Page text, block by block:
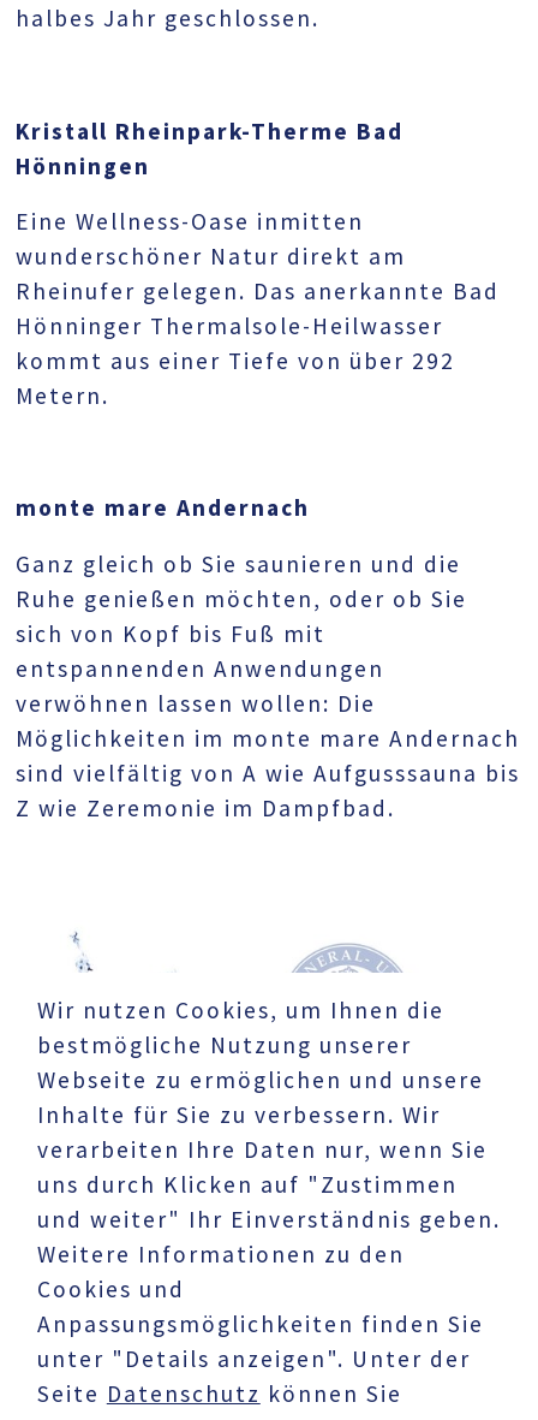
halbes Jahr geschlossen.
Kristall Rheinpark-Therme Bad
Hönningen
Eine Wellness-Oase inmitten
wunderschöner Natur direkt am
Rheinufer gelegen. Das anerkannte Bad
Hönninger Thermalsole-Heilwasser
kommt aus einer Tiefe von über 292
Metern.
monte mare Andernach
Ganz gleich ob Sie saunieren und die
Ruhe genießen möchten, oder ob Sie
sich von Kopf bis Fuß mit
entspannenden Anwendungen
verwöhnen lassen wollen: Die
Möglichkeiten im monte mare Andernach
sind vielfältig von A wie Aufgusssauna bis
Z wie Zeremonie im Dampfbad.
UNTERNEHMEN
Datenschutz
Impressum
Wir nutzen Cookies, um Ihnen die
bestmögliche Nutzung unserer
Webseite zu ermöglichen und unsere
Inhalte für Sie zu verbessern. Wir
verarbeiten Ihre Daten nur, wenn Sie
uns durch Klicken auf "Zustimmen
und weiter" Ihr Einverständnis geben.
Weitere Informationen zu den
Cookies und
Anpassungsmöglichkeiten finden Sie
unter "Details anzeigen". Unter der
Seite Datenschutz können Sie